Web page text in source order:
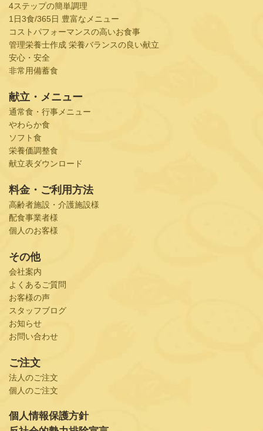
4ステップの簡単調理
1日3食/365日 豊富なメニュー
コストパフォーマンスの高いお食事
管理栄養士作成 栄養バランスの良い献立
安心・安全
非常用備蓄食
献立・メニュー
通常食・行事メニュー
やわらか食
ソフト食
栄養価調整食
献立表ダウンロード
料金・ご利用方法
高齢者施設・介護施設様
配食事業者様
個人のお客様
その他
会社案内
よくあるご質問
お客様の声
スタッフブログ
お知らせ
お問い合わせ
ご注文
法人のご注文
個人のご注文
個人情報保護方針